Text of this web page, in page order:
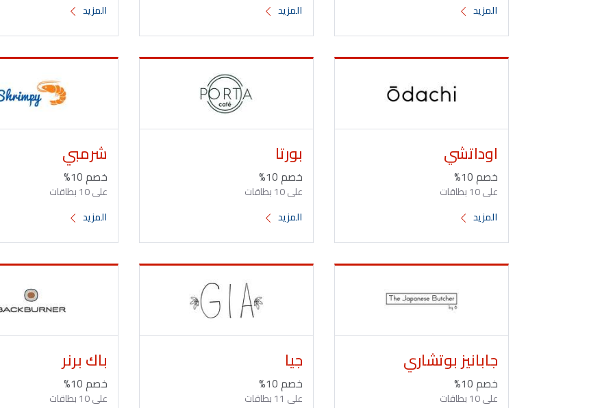
المزيد
المزيد
المزيد
اوداتشي
خصم 10%
على 10 بطاقات
المزيد
بورتا
خصم 10%
على 10 بطاقات
المزيد
شرمبي
خصم 10%
على 10 بطاقات
المزيد
جابانيز بوتشاري
خصم 10%
على 10 بطاقات
جيا
خصم 10%
على 11 بطاقات
باك برنر
خصم 10%
على 10 بطاقات